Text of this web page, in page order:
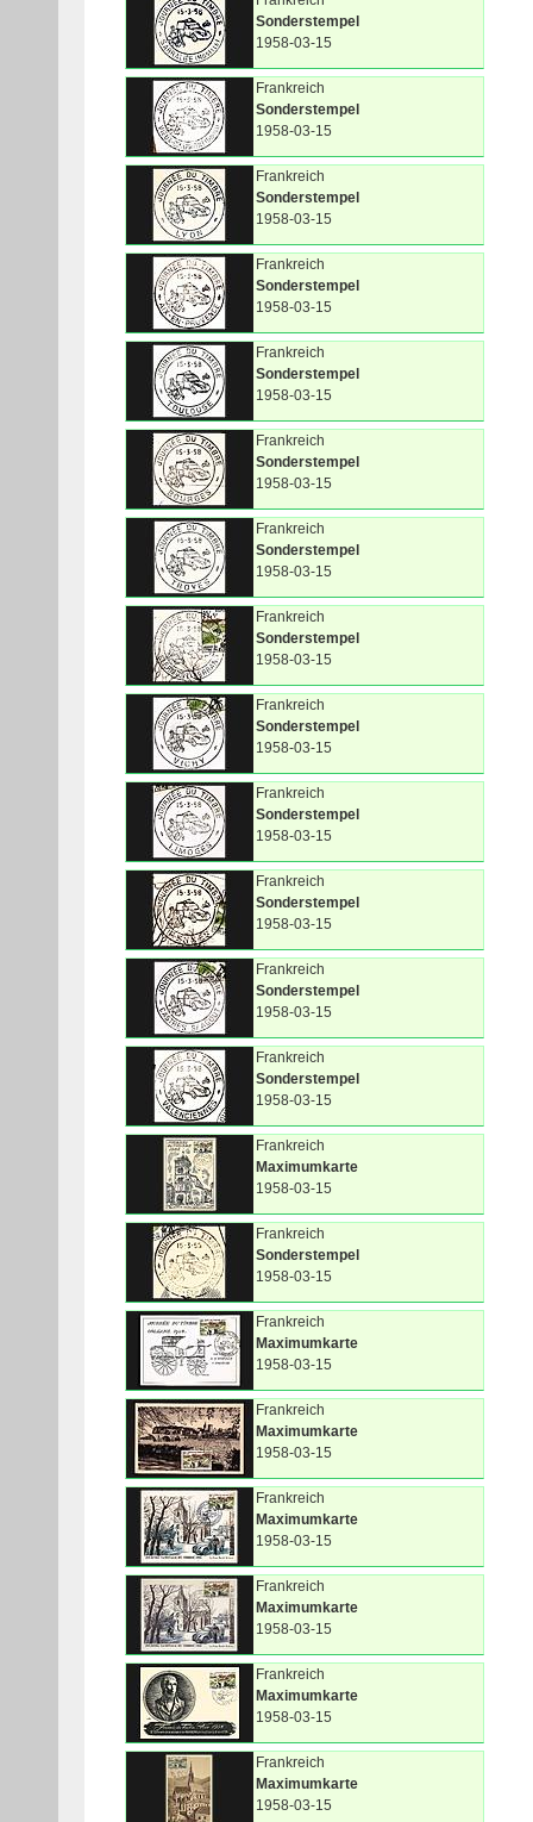
Sonderstempel
1958-03-15
Frankreich
Sonderstempel
1958-03-15
Frankreich
Sonderstempel
1958-03-15
Frankreich
Sonderstempel
1958-03-15
Frankreich
Sonderstempel
1958-03-15
Frankreich
Sonderstempel
1958-03-15
Frankreich
Sonderstempel
1958-03-15
Frankreich
Sonderstempel
1958-03-15
Frankreich
Sonderstempel
1958-03-15
Frankreich
Sonderstempel
1958-03-15
Frankreich
Sonderstempel
1958-03-15
Frankreich
Sonderstempel
1958-03-15
Frankreich
Sonderstempel
1958-03-15
Frankreich
Maximumkarte
1958-03-15
Frankreich
Sonderstempel
1958-03-15
Frankreich
Maximumkarte
1958-03-15
Frankreich
Maximumkarte
1958-03-15
Frankreich
Maximumkarte
1958-03-15
Frankreich
Maximumkarte
1958-03-15
Frankreich
Maximumkarte
1958-03-15
Frankreich
Maximumkarte
1958-03-15